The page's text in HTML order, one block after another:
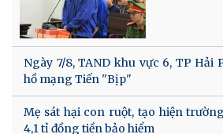
Ngày 7/8, TAND khu vực 6, TP Hải
hồ mạng Tiến "Bịp"
Mẹ sát hại con ruột, tạo hiện
4,1 tỉ đồng tiền bảo hiểm